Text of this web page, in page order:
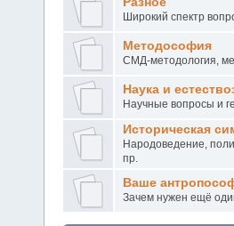
Широкий спектр
Методософия
СМД-методология,
Наука и
Научные вопросы и
Историческая
Народоведение,
пр.
Ваше
Зачем нужен ещё